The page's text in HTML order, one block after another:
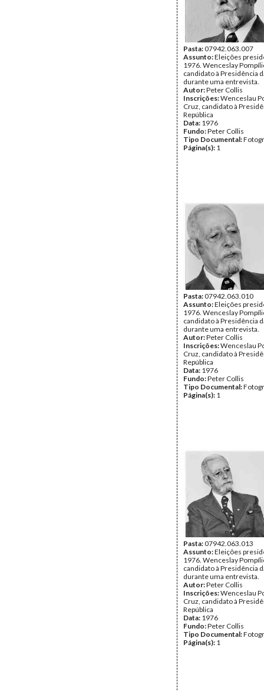
Pasta:07942.063.007
Assunto:Eleições
1976. Wenceslay
candidato à Presidência
durante uma entrevista.
Autor:Peter Collis
Inscrições:Wenceslau
Cruz, candidato à
República
Data: 1976
Fundo:Peter Collis
Tipo Documental:
Página(s): 1
Pasta:07942.063.010
Assunto:Eleições
1976. Wenceslay
candidato à Presidência
durante uma entrevista.
Autor:Peter Collis
Inscrições:Wenceslau
Cruz, candidato à
República
Data: 1976
Fundo:Peter Collis
Tipo Documental:
Página(s): 1
Pasta:07942.063.013
Assunto:Eleições
1976. Wenceslay
candidato à Presidência
durante uma entrevista.
Autor:Peter Collis
Inscrições:Wenceslau
Cruz, candidato à
República
Data: 1976
Fundo:Peter Collis
Tipo Documental:
Página(s): 1